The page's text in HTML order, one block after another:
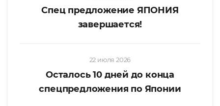
Спец предложение ЯПОНИЯ
завершается!
22 июля 2026
Осталось 10 дней до конца
спецпредложения по Японии